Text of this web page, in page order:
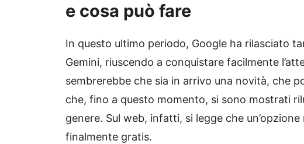
e cosa può fare
In questo ultimo periodo, Google ha rilasciato
Gemini, riuscendo a conquistare facilmente
sembrerebbe che sia in arrivo una novità, che
che, fino a questo momento, si sono mostrati
genere. Sul web, infatti, si legge che
finalmente gratis.